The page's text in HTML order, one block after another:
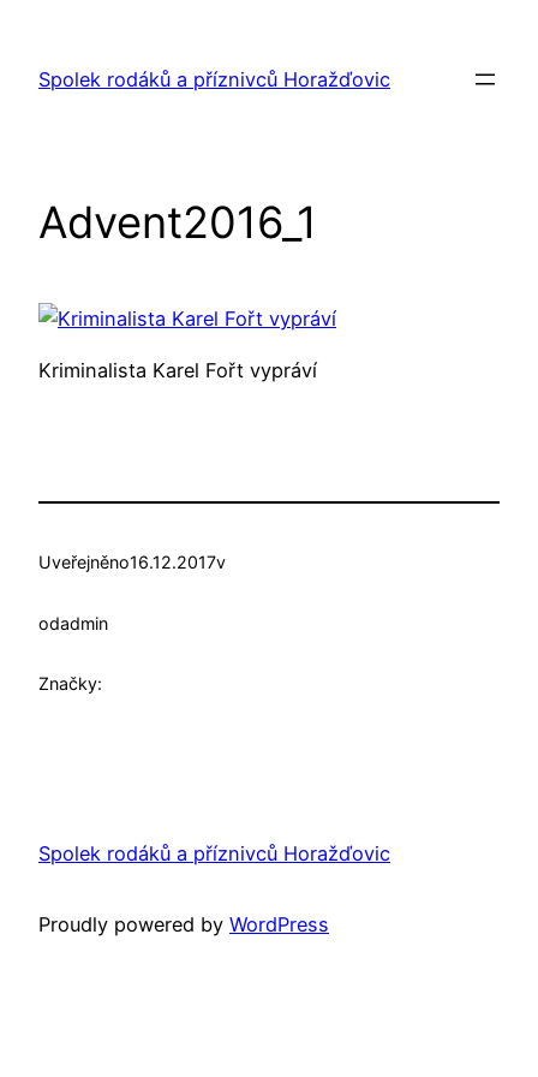
obsah
Spolek rodáků a příznivců Horažďovic
Advent2016_1
Kriminalista Karel Fořt vypráví
Uveřejněno16.12.2017v
odadmin
Značky:
Spolek rodáků a příznivců Horažďovic
Proudly powered by WordPress